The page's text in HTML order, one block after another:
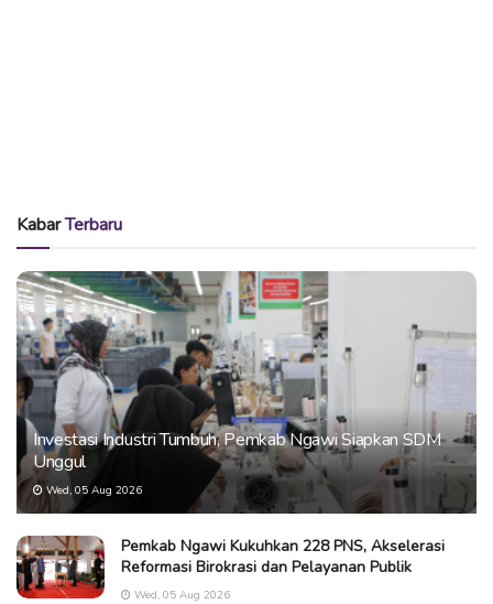
KabarTerbaru
Investasi Industri Tumbuh, Pemkab Ngawi Siapkan SDM
Unggul
Wed, 05 Aug 2026
Pemkab Ngawi Kukuhkan 228 PNS, Akselerasi
Reformasi Birokrasi dan Pelayanan Publik
Wed, 05 Aug 2026